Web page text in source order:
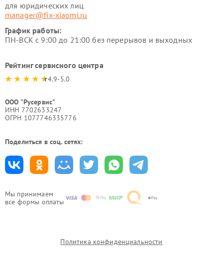
Мы принимаем
все формы оплаты
для юридических лиц
manager@fix-xiaomi.ru
График работы:
ПН-ВСК с 9:00 до 21:00 без перерывов и выходных
Рейтинг сервисного центра
4.9-5.0
ООО "Русервис"
ИНН 7702633247
ОГРН 1077746335776
Поделиться в соц. сетях:
Политика конфиденциальности